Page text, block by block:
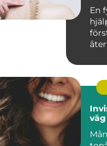
En
Fö...